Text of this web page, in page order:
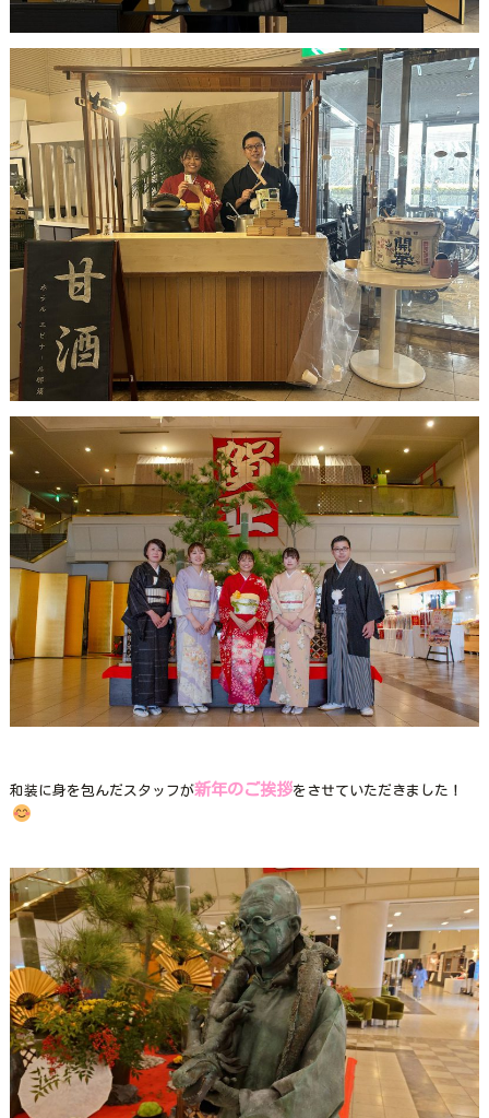
和装に身を包んだスタッフが新年のご挨拶をさせていただきました！